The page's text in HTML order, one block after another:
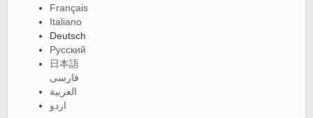
Français
Italiano
Deutsch
Русский
日本語
فارسی
العربية
اردو